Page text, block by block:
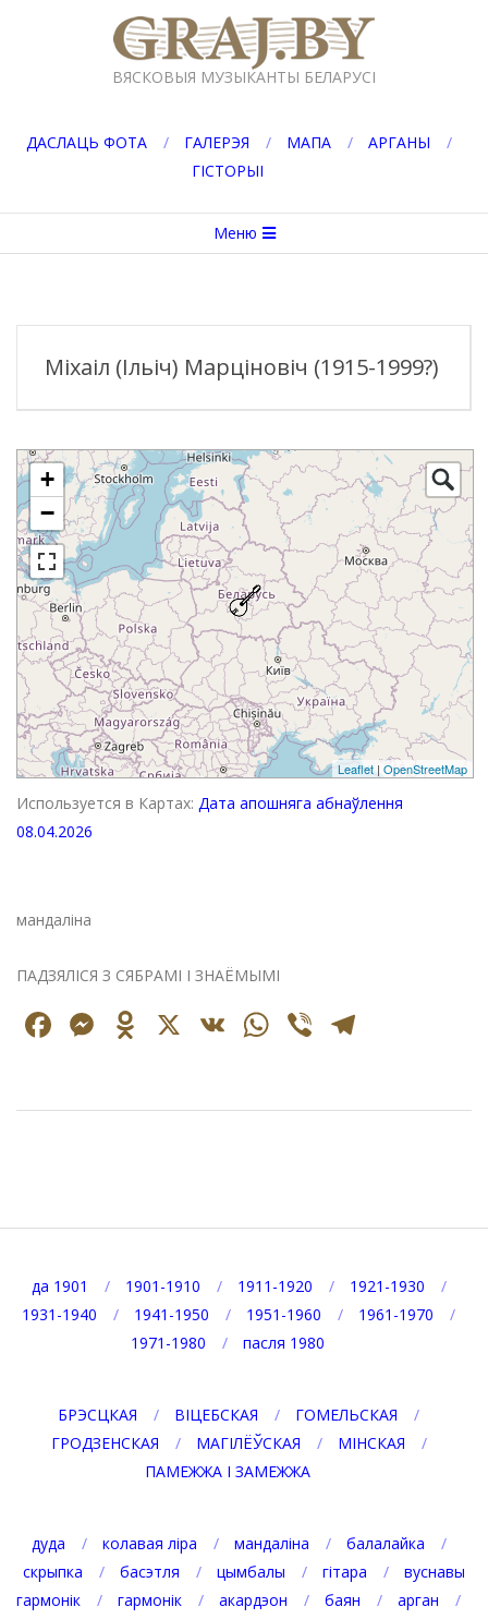
GRAJ.BY
ВЯСКОВЫЯ МУЗЫКАНТЫ БЕЛАРУСІ
ДАСЛАЦЬ ФОТА ГАЛЕРЭЯ МАПА
АРГАНЫ
ГІСТОРЫІ
меню
Меню
Міхаіл (Ільіч) Марціновіч (1915-1999?)
+
−
Leaflet | OpenStreetMap
Используется в Картах: Дата апошняга абнаўлення
08.04.2026
мандаліна
ПАДЗЯЛІСЯ З СЯБРАМІ І ЗНАЁМЫМІ
Facebook
Messenger
Odnoklassniki
X VK WhatsApp
Viber
да 1901 1901-1910 1911-1920
1921-1930
1931-1940
1941-1950 1951-1960
1961-1970
1971-1980
пасля 1980
БРЭСЦКАЯ ВІЦЕБСКАЯ
ГОМЕЛЬСКАЯ
ГРОДЗЕНСКАЯ
МАГІЛЁЎСКАЯ
МІНСКАЯ
ПАМЕЖЖА І ЗАМЕЖЖА
дуда колавая ліра мандаліна
балалайка
скрыпка
басэтля цымбалы гітара
вуснавы
гармонік
гармонік акардэон баян
арган